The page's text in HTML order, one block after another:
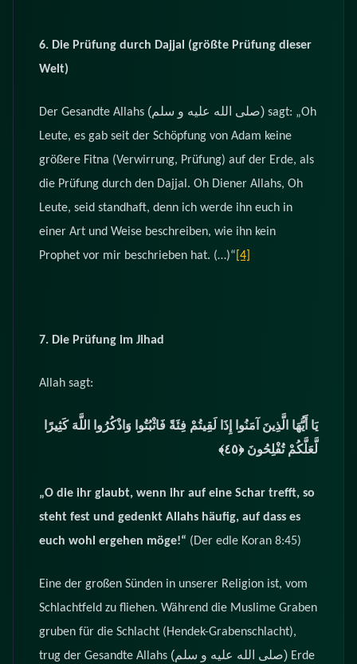
6. Die Prüfung durch Dajjal (größte Prüfung dieser
Welt)
Der Gesandte Allahs (صلى الله عليه و سلم) sagt: „Oh
Leute, es gab seit der Schöpfung von Adam keine
größere Fitna (Verwirrung, Prüfung) auf der Erde, als
die Prüfung durch den Dajjal. Oh Diener Allahs, Oh
Leute, seid standhaft, denn ich werde ihn euch in
einer Art und Weise beschreiben, wie ihn kein
Prophet vor mir beschrieben hat. (…)“ [4]
7. Die Prüfung im Jihad
Allah sagt:
يَا أَيُّهَا الَّذِينَ آمَنُوا إِذَا لَقِيتُمْ فِئَةً فَاثْبُتُوا وَاذْكُرُوا اللَّهَ كَثِيرًا
لَّعَلَّكُمْ تُفْلِحُونَ ﴿٤٥﴾‏
„O die ihr glaubt, wenn ihr auf eine Schar trefft, so
steht fest und gedenkt Allahs häufig, auf dass es
euch wohl ergehen möge!“ (Der edle Koran 8:45)
Eine der großen Sünden in unserer Religion ist, vom
Schlachtfeld zu fliehen. Während die Muslime Graben
gruben für die Schlacht (Hendek-Grabenschlacht),
trug der Gesandte Allahs (صلى الله عليه و سلم) Erde